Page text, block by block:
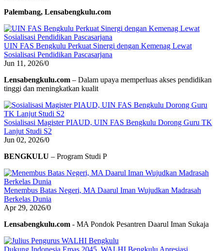
Palembang, Lensabengkulu.com
UIN FAS Bengkulu Perkuat Sinergi dengan Kemenag Lewat
Sosialisasi Pendidikan Pascasarjana
Jun 11, 2026/0
Lensabengkulu.com – Dalam upaya memperluas akses pendidikan
tinggi dan meningkatkan kualit
Sosialisasi Magister PIAUD, UIN FAS Bengkulu Dorong Guru TK
Lanjut Studi S2
Jun 02, 2026/0
BENGKULU – Program Studi P
Menembus Batas Negeri, MA Daarul Iman Wujudkan Madrasah
Berkelas Dunia
Apr 29, 2026/0
Lensabengkulu.com - MA Pondok Pesantren Daarul Iman Sukaja
Dukung Indonesia Emas 2045, WALHI Bengkulu Apresiasi